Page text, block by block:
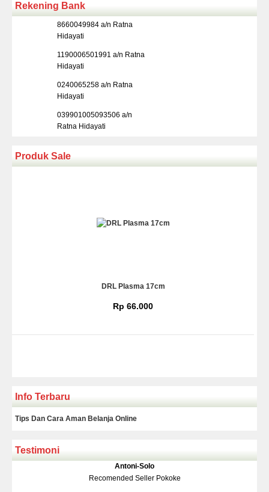
Rekening Bank
8660049984 a/n Ratna
Hidayati
1190006501991 a/n Ratna
Hidayati
0240065258 a/n Ratna
Hidayati
039901005093506 a/n
Ratna Hidayati
Produk Sale
DRL Plasma 17cm
Rp 66.000
Rp 139.000150.000
Info Terbaru
Tips Dan Cara Aman Belanja Online
Testimoni
Antoni-Solo
Recomended Seller Pokoke